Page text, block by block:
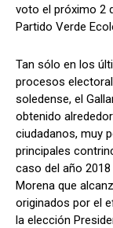
voto el próximo 2
Partido Verde
Tan sólo en los
procesos
soledense, el
obtenido
ciudadanos, muy
principales
caso del año
Morena que
originados por el
la elección